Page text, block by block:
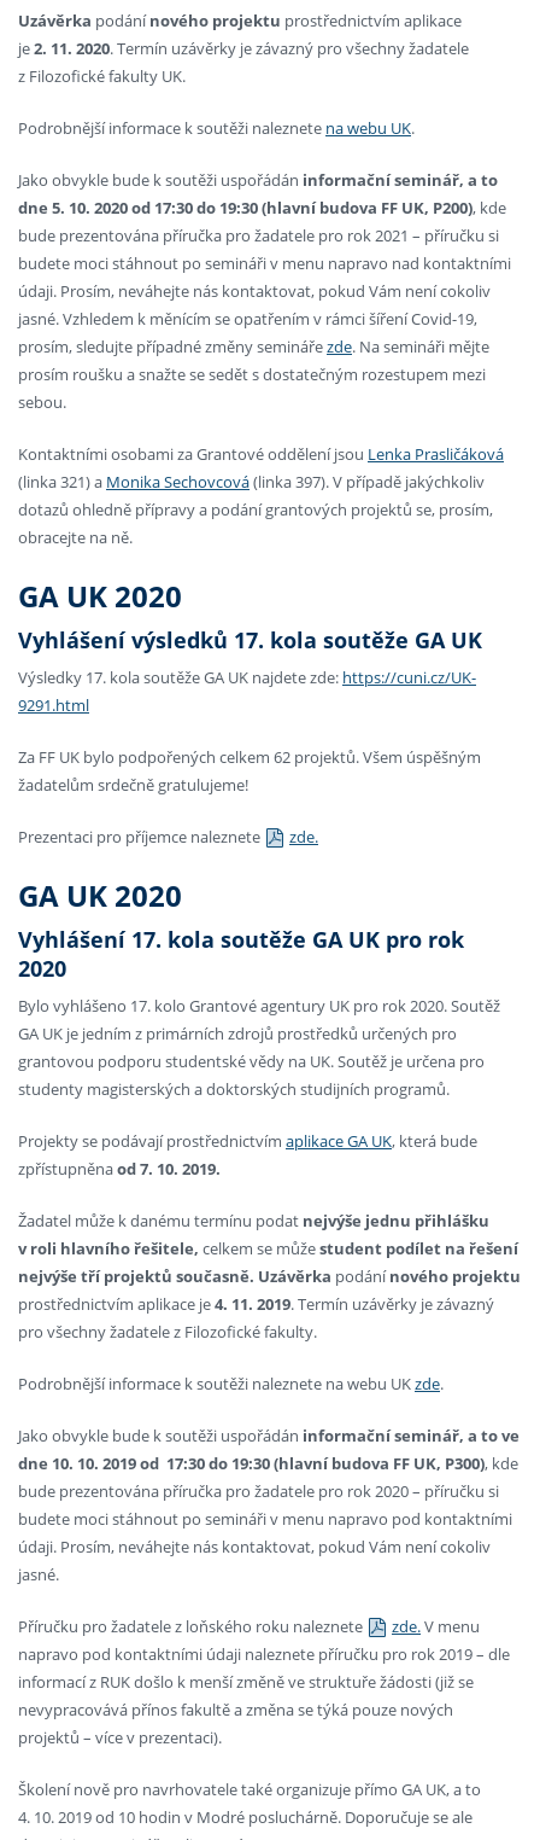
Uzávěrka podánínového projektu prostřednictvím aplikace
je2. 11. 2020. Termín uzávěrky je závazný pro všechny žadatele
z Filozofické fakulty UK.
Podrobnější informace k soutěži naleznete na webu UK.
Jako obvykle bude k soutěži uspořádán informační seminář, a to
dne 5. 10. 2020 od 17:30 do 19:30 (hlavní budova FF UK, P200), kde
bude prezentována příručka pro žadatele pro rok 2021 – příručku si
budete moci stáhnout po semináři v menu napravo nad kontaktními
údaji. Prosím, neváhejte nás kontaktovat, pokud Vám není cokoliv
jasné. Vzhledem k měnícím se opatřením v rámci šíření Covid-19,
prosím, sledujte případné změny seminářezde. Na semináři mějte
prosím roušku a snažte se sedět s dostatečným rozestupem mezi
sebou.
Kontaktními osobami za Grantové oddělení jsou Lenka Prasličáková
(linka 321) a Monika Sechovcová(linka 397). V případě jakýchkoliv
dotazů ohledně přípravy a podání grantových projektů se, prosím,
obracejte na ně.
GA UK 2020
Vyhlášení výsledků 17. kola soutěže GA UK
Výsledky 17. kola soutěže GA UK najdete zde: https://cuni.cz/UK-
9291.html
Za FF UK bylo podpořených celkem 62 projektů. Všem úspěšným
žadatelům srdečně gratulujeme!
Prezentaci pro příjemce naleznete zde.
GA UK 2020
Vyhlášení 17. kola soutěže GA UK pro rok
2020
Bylo vyhlášeno 17. kolo Grantové agentury UK pro rok 2020. Soutěž
GA UK je jedním z primárních zdrojů prostředků určených pro
grantovou podporu studentské vědy na UK. Soutěž je určena pro
studenty magisterských a doktorských studijních programů.
Projekty se podávají prostřednictvím aplikace GA UK, která bude
zpřístupněnaod 7. 10. 2019.
Žadatel může k danému termínu podat nejvýše jednu přihlášku
v roli hlavního řešitele, celkem se můžestudent podílet na řešení
nejvýše tří projektů současně. Uzávěrka podánínového projektu
prostřednictvím aplikace je4. 11. 2019. Termín uzávěrky je závazný
pro všechny žadatele z Filozofické fakulty.
Podrobnější informace k soutěži naleznete na webu UKzde.
Jako obvykle bude k soutěži uspořádán informační seminář, a to ve
dne 10. 10. 2019 od 17:30 do 19:30 (hlavní budova FF UK, P300), kde
bude prezentována příručka pro žadatele pro rok 2020 – příručku si
budete moci stáhnout po semináři v menu napravo pod kontaktními
údaji. Prosím, neváhejte nás kontaktovat, pokud Vám není cokoliv
jasné.
Příručku pro žadatele z loňského roku naleznete zde.V menu
napravo pod kontaktními údaji naleznete příručku pro rok 2019 – dle
informací z RUK došlo k menší změně ve struktuře žádosti (již se
nevypracovává přínos fakultě a změna se týká pouze nových
projektů – více v prezentaci).
Školení nově pro navrhovatele také organizuje přímo GA UK, a to
4. 10. 2019 od 10 hodin v Modré posluchárně. Doporučuje se ale